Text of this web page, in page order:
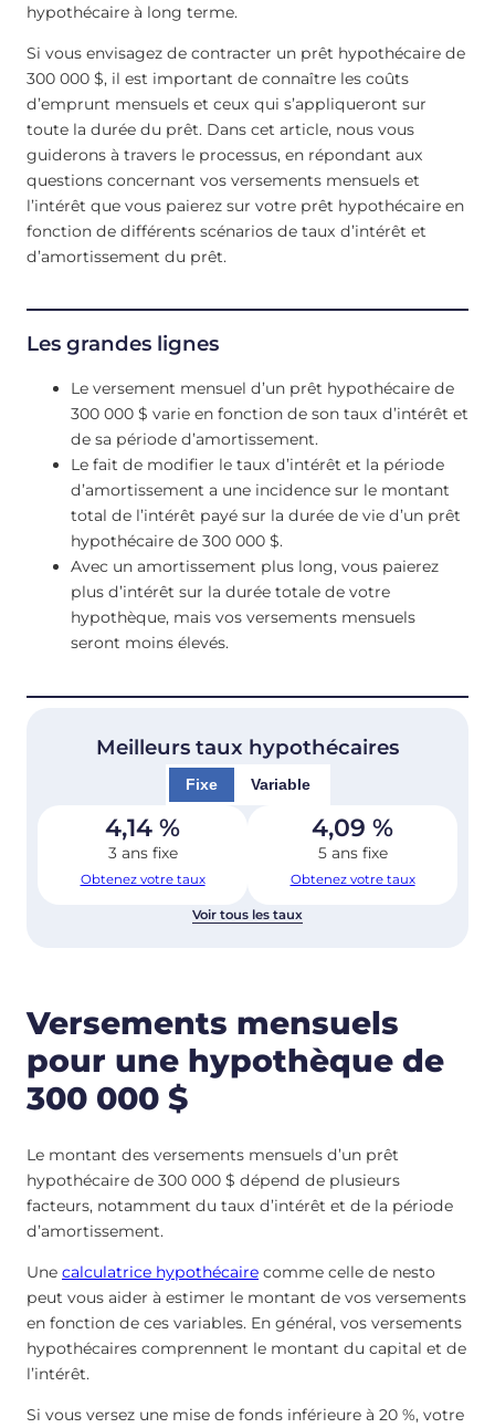
hypothécaire à long terme.
Si vous envisagez de contracter un prêt hypothécaire de
300 000 $, il est important de connaître les coûts
d’emprunt mensuels et ceux qui s’appliqueront sur
toute la durée du prêt. Dans cet article, nous vous
guiderons à travers le processus, en répondant aux
questions concernant vos versements mensuels et
l’intérêt que vous paierez sur votre prêt hypothécaire en
fonction de différents scénarios de taux d’intérêt et
d’amortissement du prêt.
Les grandes lignes
Le versement mensuel d’un prêt hypothécaire de
300 000 $ varie en fonction de son taux d’intérêt et
de sa période d’amortissement.
Le fait de modifier le taux d’intérêt et la période
d’amortissement a une incidence sur le montant
total de l’intérêt payé sur la durée de vie d’un prêt
hypothécaire de 300 000 $.
Avec un amortissement plus long, vous paierez
plus d’intérêt sur la durée totale de votre
hypothèque, mais vos versements mensuels
seront moins élevés.
Meilleurs taux hypothécaires
Fixe Variable
4,14 %
3 ans fixe
Obtenez votre taux
4,09 %
5 ans fixe
Obtenez votre taux
Voir tous les taux
Versements mensuels
pour une hypothèque de
300 000 $
Le montant des versements mensuels d’un prêt
hypothécaire de 300 000 $ dépend de plusieurs
facteurs, notamment du taux d’intérêt et de la période
d’amortissement.
Une calculatrice hypothécaire comme celle de nesto
peut vous aider à estimer le montant de vos versements
en fonction de ces variables. En général, vos versements
hypothécaires comprennent le montant du capital et de
l’intérêt.
Si vous versez une mise de fonds inférieure à 20 %, votre